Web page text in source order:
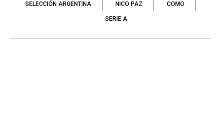
SELECCIÓN ARGENTINA NICO PAZ COMO
SERIE A